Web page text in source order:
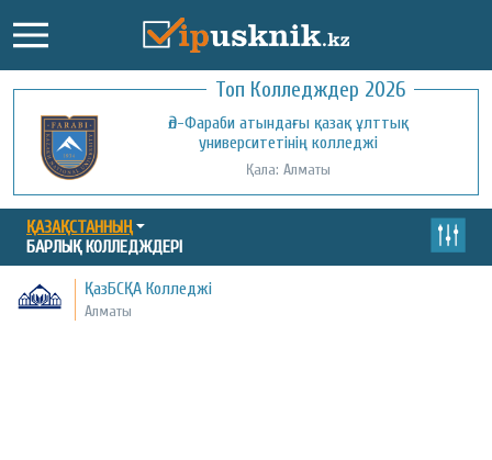
Топ Колледждер 2026
Әл-Фараби атындағы қазақ ұлттық
университетінің колледжі
Қала: Алматы
ҚАЗАҚСТАННЫҢ
БАРЛЫҚ КОЛЛЕДЖДЕРІ
ҚазБСҚА Колледжі
Алматы